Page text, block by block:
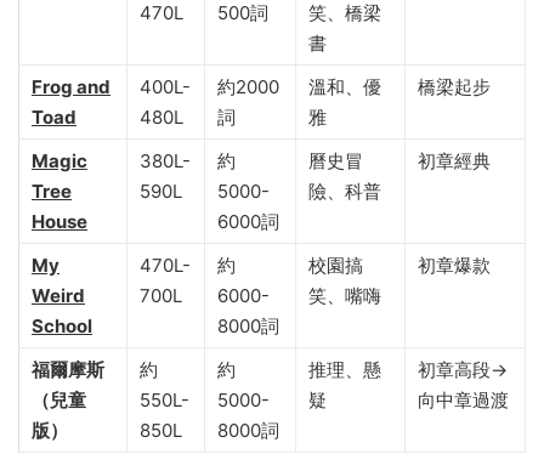
470L
500詞
笑、橋梁
書
Frog and
Toad
400L-
480L
約2000
詞
溫和、優
雅
橋梁起步
Magic
Tree
House
380L-
590L
約
5000-
6000詞
曆史冒
險、科普
初章經典
My
Weird
School
470L-
700L
約
6000-
8000詞
校園搞
笑、嘴嗨
初章爆款
福爾摩斯
（兒童
版）
約
550L-
850L
約
5000-
8000詞
推理、懸
疑
初章高段→
向中章過渡